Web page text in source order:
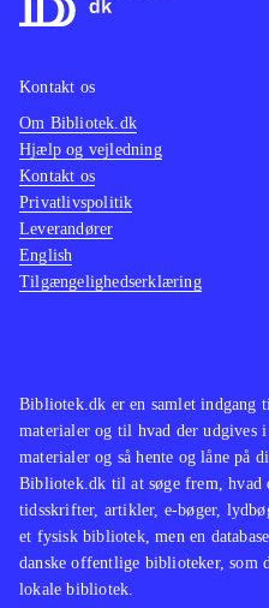
Bibliotek.dk er en samlet indgang
materialer og til hvad der udgives
materialer og så hente og låne på
Bibliotek.dk til at søge frem, hvad
tidsskrifter, artikler, e-bøger,
et fysisk bibliotek, men en
danske offentlige biblioteker,
lokale bibliotek.
Kontakt os
Om Bibliotek.dk
Hjælp og vejledning
Kontakt os
Privatlivspolitik
Leverandører
English
Tilgængelighedserklæring